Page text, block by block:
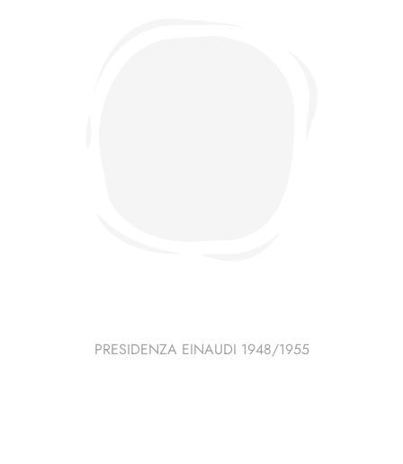
PRESIDENZA EINAUDI 1948/1955